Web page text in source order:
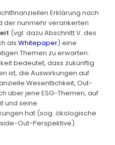
Erklärung nach
der nunmehr verankerten
(vgl. dazu Abschnitt V. des
als Whitepaper) eine
Themen zu erwarten.
bedeutet, dass zukünftig
ist, die Auswirkungen auf
Wesentlichkeit, Out­-
über jene ESG-Themen, auf
und seine
hat (sog. ökologische
Out-Perspektive).